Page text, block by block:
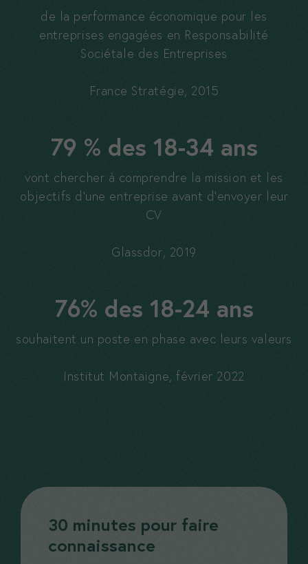
de la performance économique pour les
entreprises engagées en Responsabilité
Sociétale des Entreprises
France Stratégie, 2015
79 % des 18-34 ans
vont chercher à comprendre la mission et les
objectifs d’une entreprise avant d’envoyer leur
CV
Glassdor, 2019
76% des 18-24 ans
souhaitent un poste en phase avec leurs valeurs
Institut Montaigne, février 2022
30 minutes pour faire
connaissance
vos intérêts,
vous nous
permettez de
vous adresser
messages